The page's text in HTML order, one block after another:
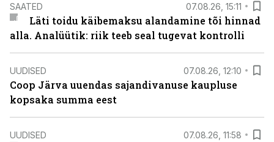
SAATED 07.08.26, 15:11
Läti toidu käibemaksu alandamine tõi hinnad
alla. Analüütik: riik teeb seal tugevat kontrolli
UUDISED 07.08.26, 12:10
Coop Järva uuendas sajandivanuse kaupluse
kopsaka summa eest
UUDISED 07.08.26, 11:58